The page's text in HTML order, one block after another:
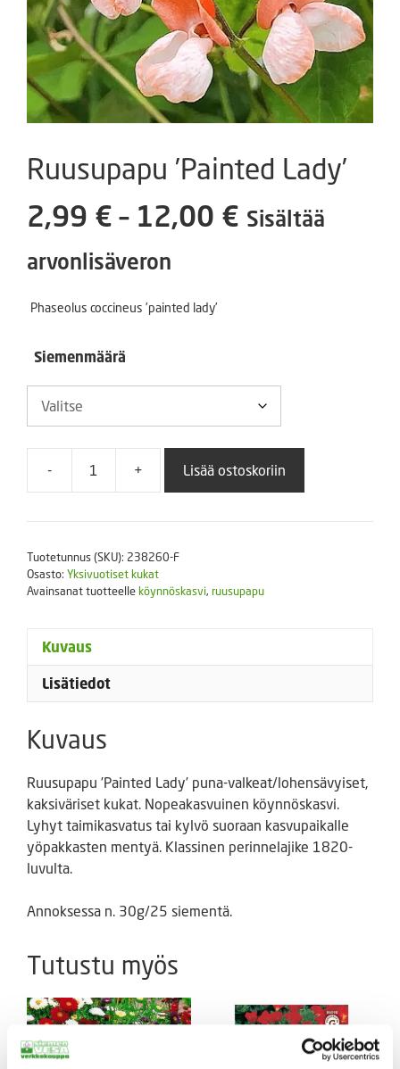
Ruusupapu ’Painted Lady’
2,99 € – 12,00 € Sisältää
arvonlisäveron
Phaseolus coccineus ’painted lady’
Siemenmäärä
-
Ruusupapu
Lady'
+ Lisää ostoskoriin
Tuotetunnus (SKU): 238260-F
Osasto: Yksivuotiset kukat
Avainsanat tuotteelleköynnöskasvi, ruusupapu
Kuvaus
Lisätiedot
Kuvaus
Ruusupapu ’Painted Lady’ puna-valkeat/lohensävyiset,
kaksiväriset kukat. Nopeakasvuinen köynnöskasvi.
Lyhyt taimikasvatus tai kylvö suoraan kasvupaikalle
yöpakkasten mentyä. Klassinen perinnelajike 1820-
luvulta.
Annoksessa n. 30g/25 siementä.
Tutustu myös